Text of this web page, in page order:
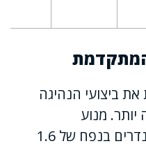
ביצועי הנהיגה
מנוע
Smartstream, בעל 4 צילינדרים בנפח של 1.6